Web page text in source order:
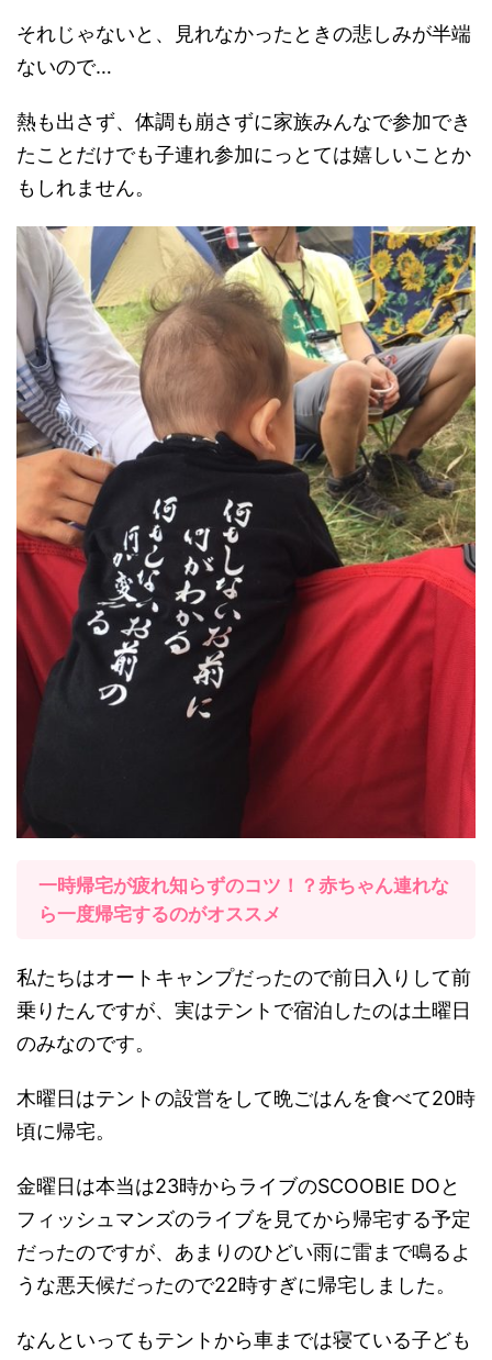
それじゃないと、見れなかったときの悲しみが半端
ないので…
熱も出さず、体調も崩さずに家族みんなで参加でき
たことだけでも子連れ参加にっとては嬉しいことか
もしれません。
一時帰宅が疲れ知らずのコツ！？赤ちゃん連れな
ら一度帰宅するのがオススメ
私たちはオートキャンプだったので前日入りして前
乗りたんですが、実はテントで宿泊したのは土曜日
のみなのです。
木曜日はテントの設営をして晩ごはんを食べて20時
頃に帰宅。
金曜日は本当は23時からライブのSCOOBIE DOと
フィッシュマンズのライブを見てから帰宅する予定
だったのですが、あまりのひどい雨に雷まで鳴るよ
うな悪天候だったので22時すぎに帰宅しました。
なんといってもテントから車までは寝ている子ども